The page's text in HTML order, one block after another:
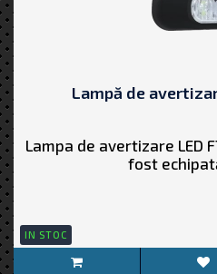
Lampă de
Lampa de avertizare LED
fost
IN STOC